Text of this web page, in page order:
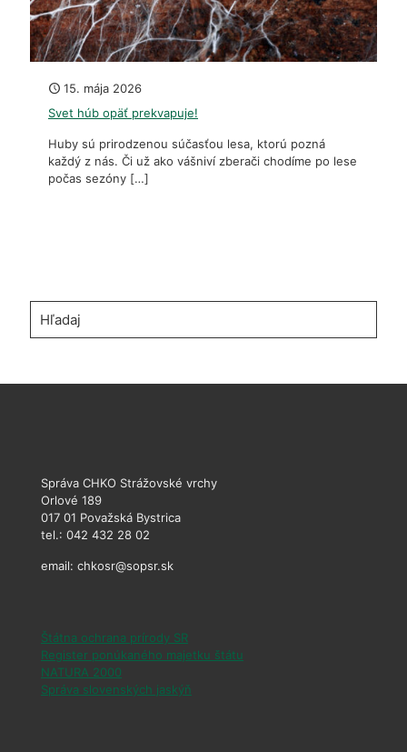
15. mája 2026
Svet húb opäť prekvapuje!
Huby sú prirodzenou súčasťou lesa, ktorú pozná
každý z nás. Či už ako vášniví zberači chodíme po lese
počas sezóny […]
Správa CHKO Strážovské vrchy
Orlové 189
017 01 Považská Bystrica
tel.: 042 432 28 02
email: chkosr@sopsr.sk
Štátna ochrana prírody SR
Register ponúkaného majetku štátu
NATURA 2000
Správa slovenských jaskýň